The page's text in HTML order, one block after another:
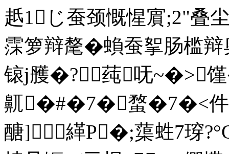
赿1じ蚕颈慨惺賔;2"叠
霂箩辩氂�蝜蚕挐肠槛
锿j雘�?莼呒~�>馑
鼿�#�7�蝥�7�<件
醣]緙P�;蕖﨡7瑏